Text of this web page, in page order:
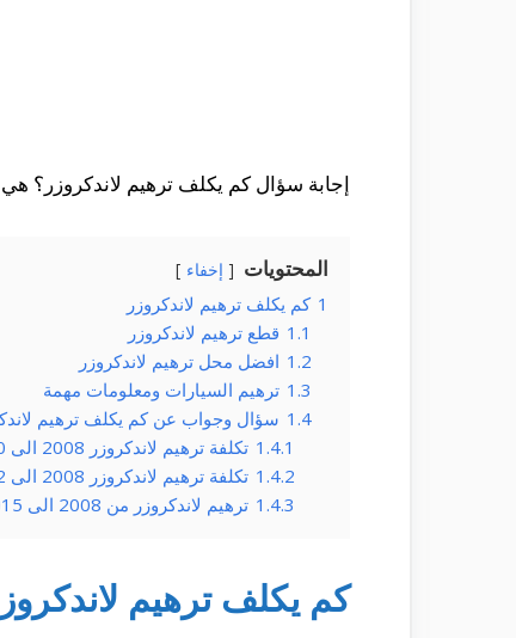
إجابة سؤال كم يكلف ترهيم لاندكروزر؟
المحتويات إخفاء
1 كم يكلف ترهيم لاندكروزر
1.1 قطع ترهيم لاندكروزر
1.2 افضل محل ترهيم لاندكروزر
1.3 ترهيم السيارات ومعلومات مهمة
1.4 سؤال وجواب عن كم يكلف ترهيم
1.4.1 تكلفة ترهيم لاندكروزر 2008 الى 2020؟
1.4.2 تكلفة ترهيم لاندكروزر 2008 الى 2022؟
1.4.3 ترهيم لاندكروزر من 2008 الى 2015؟
كم يكلف ترهيم